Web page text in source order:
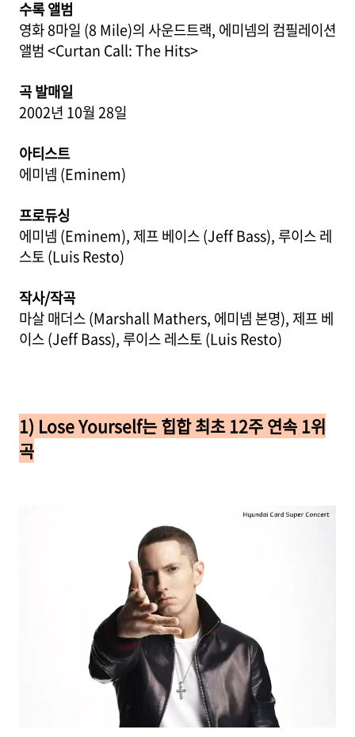
수록 앨범
영화 8마일 (8 Mile)의 사운드트랙, 에미넴의 컴필레이션
앨범 <Curtan Call: The Hits>
곡 발매일
2002년 10월 28일
아티스트
에미넴 (Eminem)
프로듀싱
에미넴 (Eminem), 제프 베이스 (Jeff Bass), 루이스 레
스토 (Luis Resto)
작사/작곡
마살 매더스 (Marshall Mathers, 에미넴 본명), 제프 베
이스 (Jeff Bass), 루이스 레스토 (Luis Resto)
1) Lose Yourself는 힙합 최초 12주 연속 1위
곡